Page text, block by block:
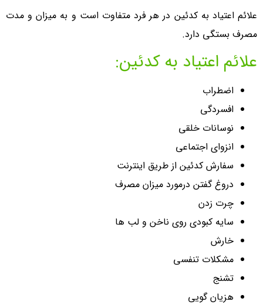
علائم اعتیاد به کدئین در هر فرد متفاوت است و به میزان و مدت
مصرف بستگی دارد.
علائم اعتیاد به کدئین:
اضطراب
افسردگی
نوسانات خلقی
انزوای اجتماعی
سفارش کدئین از طریق اینترنت
دروغ گفتن درمورد میزان مصرف
چرت زدن
سایه کبودی روی ناخن و لب ها
خارش
مشکلات تنفسی
تشنج
هزیان گویی